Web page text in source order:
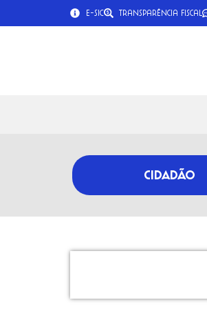
e-SIC Transparência Fiscal
CIDADÃO